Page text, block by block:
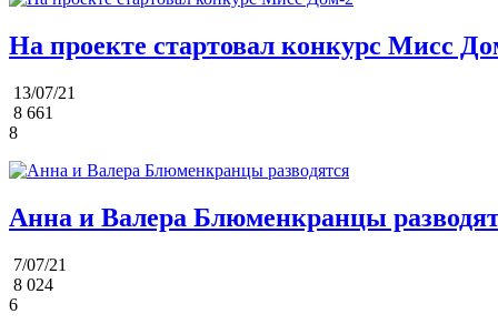
На проекте стартовал конкурс Мисс
13/07/21
8 661
8
Анна и Валера Блюменкранцы
7/07/21
8 024
6